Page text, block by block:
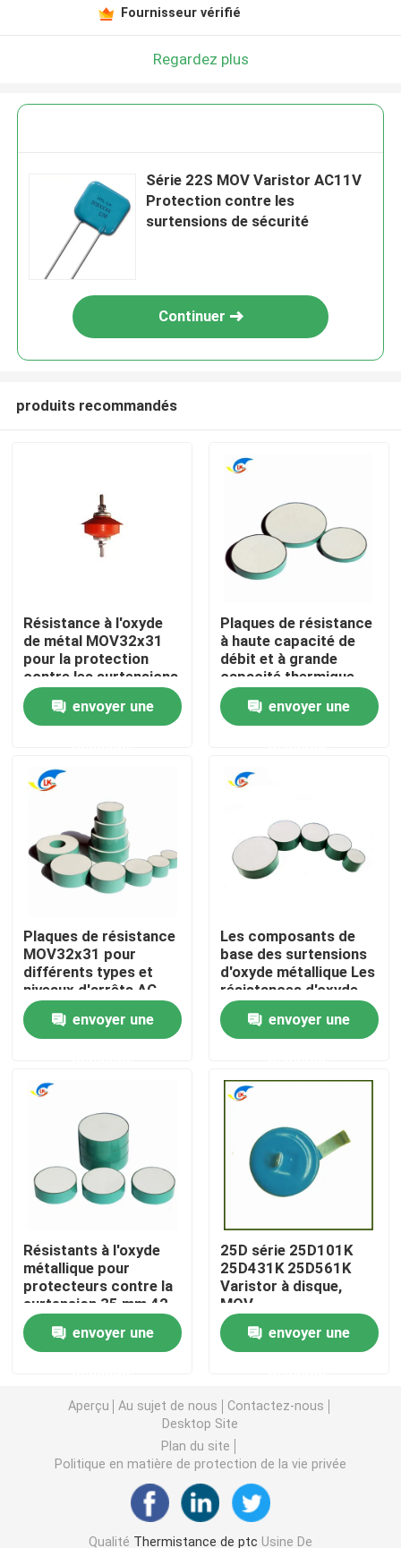
À la maison
Produits
À propos de nous
Visite de l'usine
Nous contacter
Nouvelles
Les affaires
Thermistance de ptc
Puce de chauffage PTC
Thermistors NTC
Thermistance de SMD NTC
Capteur de température de NTC
Varistance CMS
Fournisseur vérifié
Regardez plus
Série 22S MOV Varistor AC11V
Protection contre les
surtensions de sécurité
Continuer
produits recommandés
Résistance à l'oxyde
de métal MOV32x31
pour la protection
contre les surtensions
à basse tension
envoyer une
Plaques de résistance
à haute capacité de
débit et à grande
capacité thermique
pour la production de
moniteursenvoyer une
Plaques de résistance
MOV32x31 pour
différents types et
niveaux d'arrêts AC
envoyer une
Les composants de
base des surtensions
d'oxyde métallique Les
résistances d'oxyde
métallique de haute
performance
conviennent à
envoyer une
Résistants à l'oxyde
métallique pour
protecteurs contre la
surtension 35 mm 42
mm 52 mm 240 ̊ 280
V/Mm La tension de
référence en courant
envoyer une
25D série 25D101K
25D431K 25D561K
Varistor à disque,
MOV
envoyer une
Aperçu Au sujet de nous
Contactez-nous
Desktop Site
Plan du site
Politique en matière de protection de la vie privée
Qualité Thermistance de ptc Usine De